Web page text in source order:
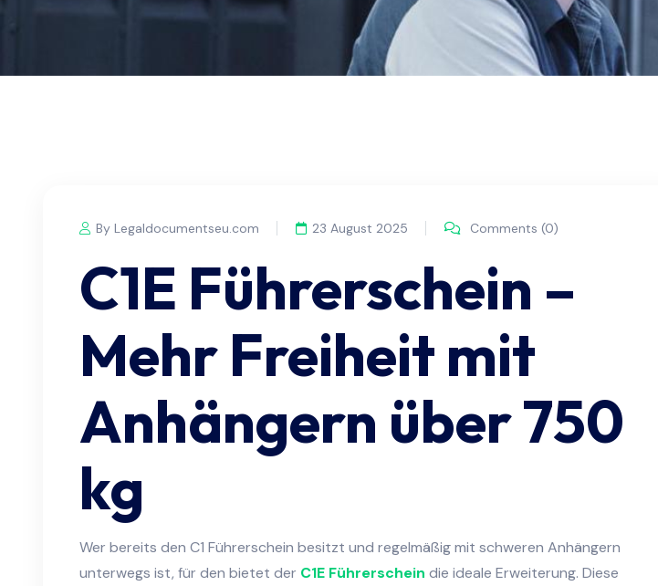
By Legaldocumentseu.com 23 August 2025 Comments (0)
C1E Führerschein –
Mehr Freiheit mit
Anhängern über 750
kg
Wer bereits den C1 Führerschein besitzt und regelmäßig mit schweren Anhängern
unterwegs ist, für den bietet der C1E Führerschein die ideale Erweiterung. Diese